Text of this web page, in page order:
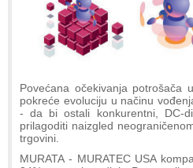
Povećana očekivanja potrošača
pokreće evoluciju u načinu
- da bi ostali konkurentni, DC-
prilagoditi naizgled
trgovini.
MURATA - MURATEC USA